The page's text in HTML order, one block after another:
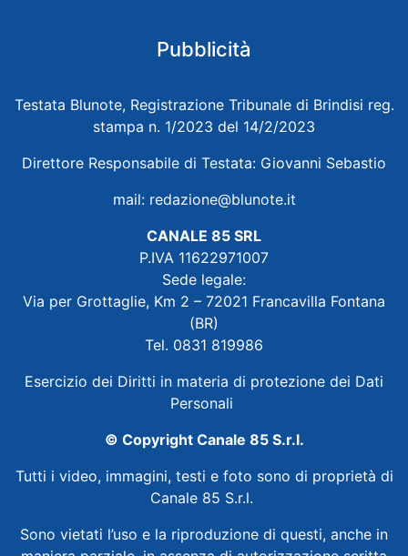
Pubblicità
Testata Blunote, Registrazione Tribunale di Brindisi reg.
stampa n. 1/2023 del 14/2/2023
Direttore Responsabile di Testata: Giovanni Sebastio
mail: redazione@blunote.it
CANALE 85 SRL
P.IVA 11622971007
Sede legale:
Via per Grottaglie, Km 2 – 72021 Francavilla Fontana
(BR)
Tel. 0831 819986
Esercizio dei Diritti in materia di protezione dei Dati
Personali
© Copyright Canale 85 S.r.l.
Tutti i video, immagini, testi e foto sono di proprietà di
Canale 85 S.r.l.
Sono vietati l’uso e la riproduzione di questi, anche in